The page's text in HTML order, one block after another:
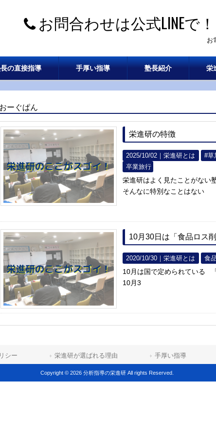
お問合わせは公式LINEで！
お
の直接指導 手厚い指導 塾長紹介 栄
おーぐぱん
栄進研の特徴
2025/10/02｜栄進研とは
#草
卒業旅行
栄進研はよく見たことがな
そんなに特別なことはない
10月30日は「食品ロス
2020/10/30｜栄進研とは 食
10月は国で定められている
10月3
シー 栄進研が選ばれる理由 手厚い指導
Copyright © 2026 分析指導の栄進研 All rights Reserved.